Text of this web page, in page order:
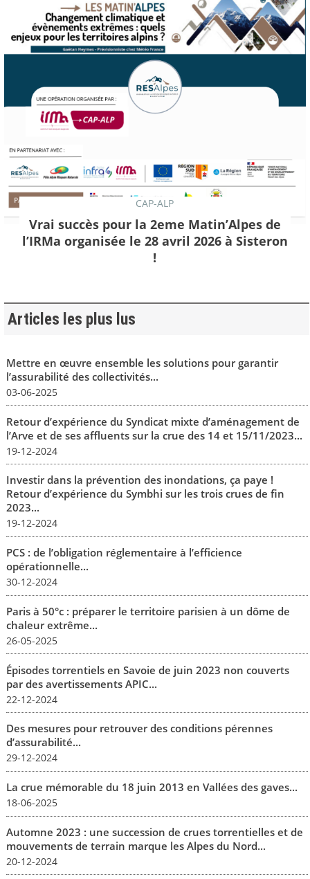
CAP-ALP
Vrai succès pour la 2eme Matin’Alpes de
l’IRMa organisée le 28 avril 2026 à Sisteron
!
Articles les plus lus
Mettre en œuvre ensemble les solutions pour garantir
l’assurabilité des collectivités...
03-06-2025
Retour d’expérience du Syndicat mixte d’aménagement de
l’Arve et de ses affluents sur la crue des 14 et 15/11/2023...
19-12-2024
Investir dans la prévention des inondations, ça paye !
Retour d’expérience du Symbhi sur les trois crues de fin
2023...
19-12-2024
PCS : de l’obligation réglementaire à l’efficience
opérationnelle...
30-12-2024
Paris à 50°c : préparer le territoire parisien à un dôme de
chaleur extrême...
26-05-2025
Épisodes torrentiels en Savoie de juin 2023 non couverts
par des avertissements APIC...
22-12-2024
Des mesures pour retrouver des conditions pérennes
d’assurabilité...
29-12-2024
La crue mémorable du 18 juin 2013 en Vallées des gaves...
18-06-2025
Automne 2023 : une succession de crues torrentielles et de
mouvements de terrain marque les Alpes du Nord...
20-12-2024